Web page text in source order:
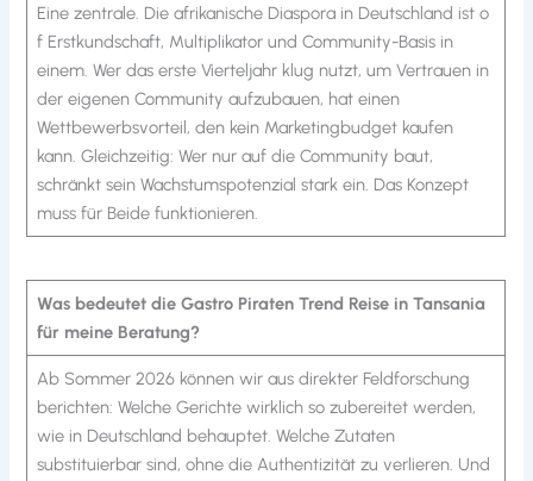
Eine zentrale. Die afrikanische Diaspora in Deutschland ist o
f Erstkundschaft, Multiplikator und Community-Basis in
einem. Wer das erste Vierteljahr klug nutzt, um Vertrauen in
der eigenen Community aufzubauen, hat einen
Wettbewerbsvorteil, den kein Marketingbudget kaufen
kann. Gleichzeitig: Wer nur auf die Community baut,
schränkt sein Wachstumspotenzial stark ein. Das Konzept
muss für Beide funktionieren.
Was bedeutet die Gastro Piraten Trend Reise in Tansania
für meine Beratung?
Ab Sommer 2026 können wir aus direkter Feldforschung
berichten: Welche Gerichte wirklich so zubereitet werden,
wie in Deutschland behauptet. Welche Zutaten
substituierbar sind, ohne die Authentizität zu verlieren. Und